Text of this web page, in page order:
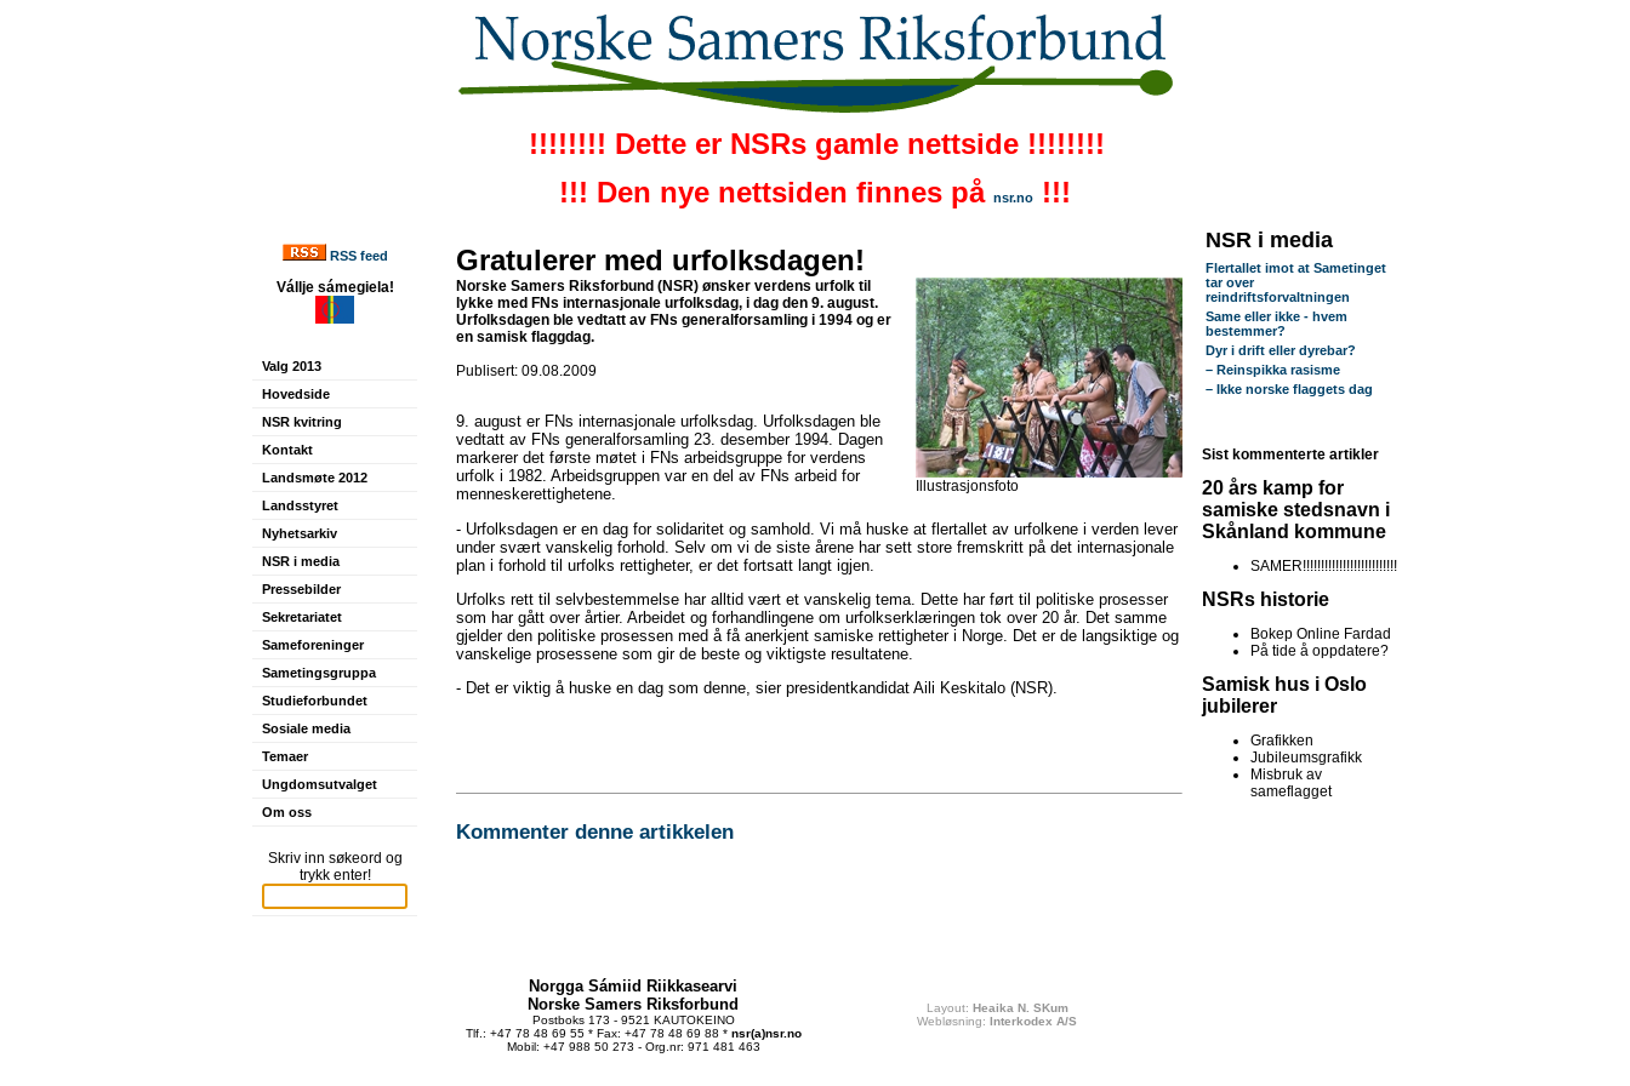
!!!!!!!! Dette er NSRs gamle nettside !!!!!!!!
!!! Den nye nettsiden finnes på nsr.no !!!
RSS feed
Vállje sámegiela!
Valg 2013
Hovedside
NSR kvitring
Kontakt
Landsmøte 2012
Landsstyret
Nyhetsarkiv
NSR i media
Pressebilder
Sekretariatet
Sameforeninger
Sametingsgruppa
Studieforbundet
Sosiale media
Temaer
Ungdomsutvalget
Om oss
Skriv inn søkeord og
trykk enter!
Gratulerer med urfolksdagen!
Illustrasjonsfoto
Norske Samers Riksforbund (NSR) ønsker verdens urfolk til
lykke med FNs internasjonale urfolksdag, i dag den 9. august.
Urfolksdagen ble vedtatt av FNs generalforsamling i 1994 og er
en samisk flaggdag.
Publisert: 09.08.2009
9. august er FNs internasjonale urfolksdag. Urfolksdagen ble
vedtatt av FNs generalforsamling 23. desember 1994. Dagen
markerer det første møtet i FNs arbeidsgruppe for verdens
urfolk i 1982. Arbeidsgruppen var en del av FNs arbeid for
menneskerettighetene.
- Urfolksdagen er en dag for solidaritet og samhold. Vi må huske at flertallet av urfolkene i verden lever
under svært vanskelig forhold. Selv om vi de siste årene har sett store fremskritt på det internasjonale
plan i forhold til urfolks rettigheter, er det fortsatt langt igjen.
Urfolks rett til selvbestemmelse har alltid vært et vanskelig tema. Dette har ført til politiske prosesser
som har gått over årtier. Arbeidet og forhandlingene om urfolkserklæringen tok over 20 år. Det samme
gjelder den politiske prosessen med å få anerkjent samiske rettigheter i Norge. Det er de langsiktige og
vanskelige prosessene som gir de beste og viktigste resultatene.
- Det er viktig å huske en dag som denne, sier presidentkandidat Aili Keskitalo (NSR).
Kommenter denne artikkelen
NSR i media
Flertallet imot at Sametinget
tar over
reindriftsforvaltningen
Same eller ikke - hvem
bestemmer?
Dyr i drift eller dyrebar?
– Reinspikka rasisme
– Ikke norske flaggets dag
Sist kommenterte artikler
20 års kamp for
samiske stedsnavn i
Skånland kommune
SAMER!!!!!!!!!!!!!!!!!!!!!!!!!!
NSRs historie
Bokep Online Fardad
På tide å oppdatere?
Samisk hus i Oslo
jubilerer
Grafikken
Jubileumsgrafikk
Misbruk av
sameflagget
Norgga Sámiid Riikkasearvi
Norske Samers Riksforbund
Postboks 173 - 9521 KAUTOKEINO
Tlf.: +47 78 48 69 55 * Fax: +47 78 48 69 88 * nsr(a)nsr.no
Mobil: +47 988 50 273 - Org.nr: 971 481 463
Layout: Heaika N. SKum
Webløsning: Interkodex A/S